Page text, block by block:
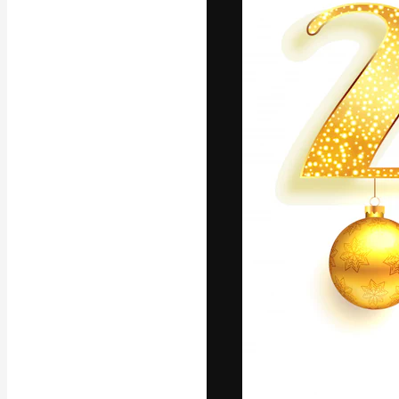
La
migliori lavori.
creativi,
Italiano